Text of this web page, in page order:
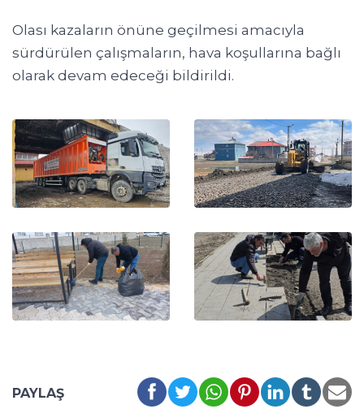
Olası kazaların önüne geçilmesi amacıyla
sürdürülen çalışmaların, hava koşullarına bağlı
olarak devam edeceği bildirildi.
PAYLAŞ